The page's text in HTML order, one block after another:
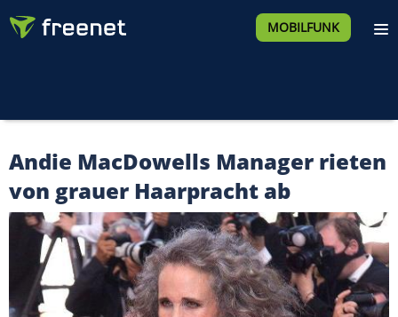
MOBILFUNK
Andie MacDowells Manager rieten
von grauer Haarpracht ab